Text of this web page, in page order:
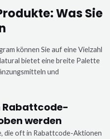
Was Sie
können Sie auf eine Vielzahl
bietet eine breite Palette
und
Rabattcode-
werden
die oft in Rabattcode-Aktionen